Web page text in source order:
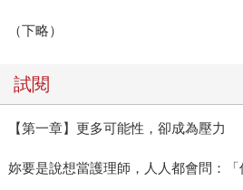
（下略）
試閱
【第一章】更多可能性，卻成為壓力
妳要是說想當護理師，人人都會問：「